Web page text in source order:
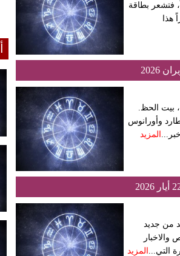
فتشعر بطاقة
هذا
بيت الحظ.
وأورانوس
المزيد
من جديد
التي... المزيد